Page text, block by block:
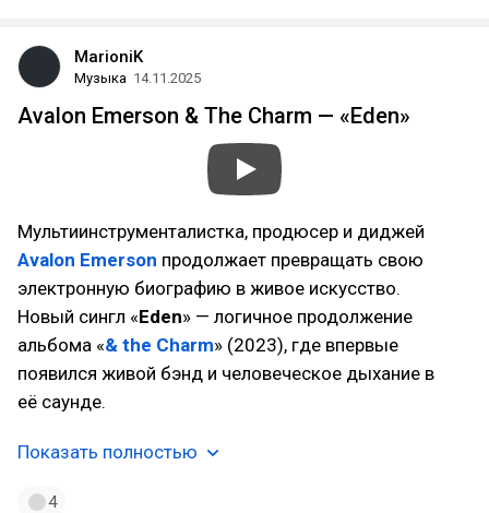
MarioniK
Музыка 14.11.2025
Avalon Emerson & The Charm — «Eden»
Мультиинструменталистка, продюсер и диджей
Avalon Emerson продолжает превращать свою
электронную биографию в живое искусство.
Новый сингл «Eden» — логичное продолжение
альбома «& the Charm» (2023), где впервые
появился живой бэнд и человеческое дыхание в
её саунде.
Показать полностью
4